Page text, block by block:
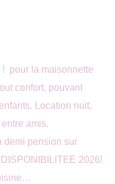
pour la maisonnette
confort, pouvant
Location nuit,
amis.
demi pension sur
2026!